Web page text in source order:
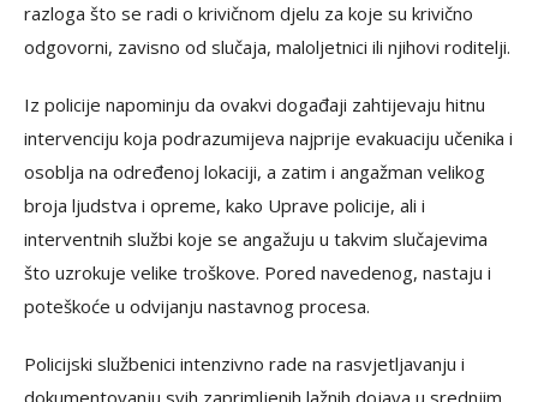
razloga što se radi o krivičnom djelu za koje su krivično
odgovorni, zavisno od slučaja, maloljetnici ili njihovi roditelji.
Iz policije napominju da ovakvi događaji zahtijevaju hitnu
intervenciju koja podrazumijeva najprije evakuaciju učenika i
osoblja na određenoj lokaciji, a zatim i angažman velikog
broja ljudstva i opreme, kako Uprave policije, ali i
interventnih službi koje se angažuju u takvim slučajevima
što uzrokuje velike troškove. Pored navedenog, nastaju i
poteškoće u odvijanju nastavnog procesa.
Policijski službenici intenzivno rade na rasvjetljavanju i
dokumentovanju svih zaprimljenih lažnih dojava u srednjim